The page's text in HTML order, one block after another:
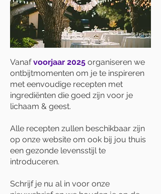
Vanafvoorjaar 2025 organiseren we
ontbijtmomenten om je te inspireren
met eenvoudige recepten met
ingrediënten die goed zijn voor je
lichaam & geest.
Alle recepten zullen beschikbaar zijn
op onze website om ook bij jou thuis
een gezonde levensstijl te
introduceren.
Schrijf je nu al in voor onze